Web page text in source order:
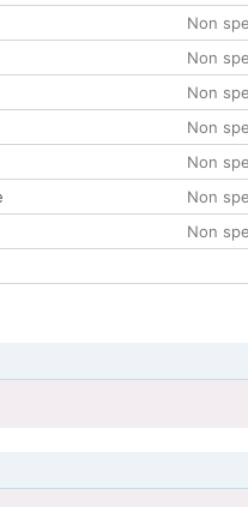
Non
Non
Non
Non
Non
Non
Non